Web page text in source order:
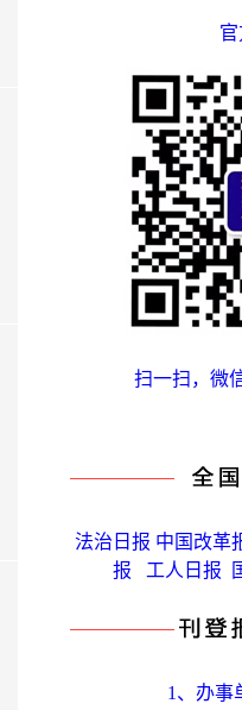
扫一扫，微
法治日报 中国改革
报 工人日报
1、办事